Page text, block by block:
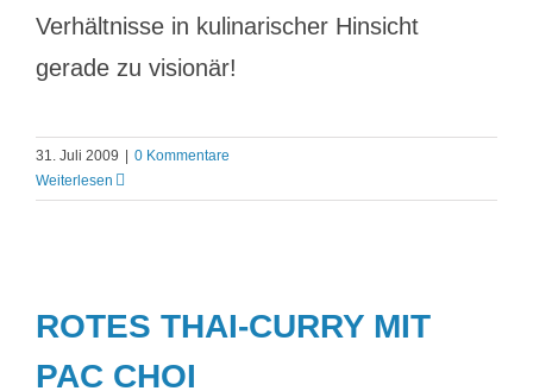
Verhältnisse in kulinarischer Hinsicht
gerade zu visionär!
31. Juli 2009
0 Kommentare
Weiterlesen
ROTES THAI-CURRY MIT
PAC CHOI